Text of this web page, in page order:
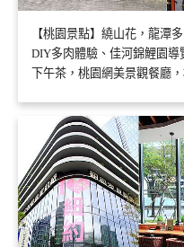
【桃園景點】繞山花，龍潭
DIY多肉體驗、佳河錦鯉園
下午茶，桃園網美景觀餐廳